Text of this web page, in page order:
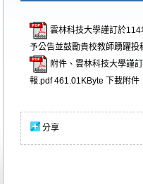
雲林科技大學謹訂於
予公告並鼓勵貴校教師踴躍投
附件、雲林科技大學謹
報.pdf 461.01KByte 下載附件
分享